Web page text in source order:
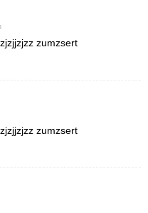
zumzsert
zumzsert